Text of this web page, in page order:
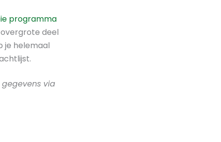
programma
deel
je helemaal
via